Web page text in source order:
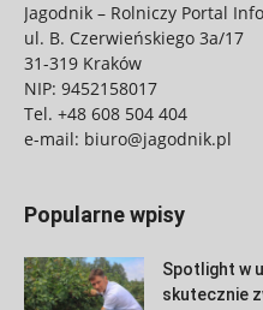
Jagodnik – Rolniczy Portal
ul. B. Czerwieńskiego 3a/17
31-319 Kraków
NIP: 9452158017
Tel. +48 608 504 404
e-mail: biuro@jagodnik.pl
Popularne wpisy
Spotlight w
skutecznie